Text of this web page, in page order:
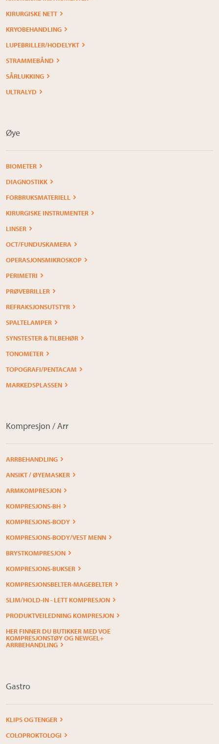
KIRURGISKE NETT
KRYOBEHANDLING
LUPEBRILLER/HODELYKT
STRAMMEBÅND
SÅRLUKKING
ULTRALYD
Øye
BIOMETER
DIAGNOSTIKK
FORBRUKSMATERIELL
KIRURGISKE INSTRUMENTER
LINSER
OCT/FUNDUSKAMERA
OPERASJONSMIKROSKOP
PERIMETRI
PRØVEBRILLER
REFRAKSJONSUTSTYR
SPALTELAMPER
SYNSTESTER & TILBEHØR
TONOMETER
TOPOGRAFI/PENTACAM
MARKEDSPLASSEN
Kompresjon / Arr
ARRBEHANDLING
ANSIKT / ØYEMASKER
ARMKOMPRESJON
KOMPRESJONS-BH
KOMPRESJONS-BODY
KOMPRESJONS-BODY/VEST MENN
BRYSTKOMPRESJON
KOMPRESJONS-BUKSER
KOMPRESJONSBELTER-MAGEBELTER
SLIM/HOLD-IN - LETT KOMPRESJON
PRODUKTVEILEDNING KOMPRESJON
HER FINNER DU BUTIKKER MED VOE
KOMPRESJONSTØY OG NEWGEL+
ARRBEHANDLING
Gastro
KLIPS OG TENGER
COLOPROKTOLOGI